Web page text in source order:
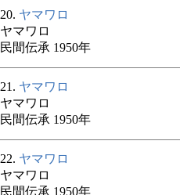
20. ヤマワロ
ヤマワロ
民間伝承 1950年
21. ヤマワロ
ヤマワロ
民間伝承 1950年
22. ヤマワロ
ヤマワロ
民間伝承 1950年